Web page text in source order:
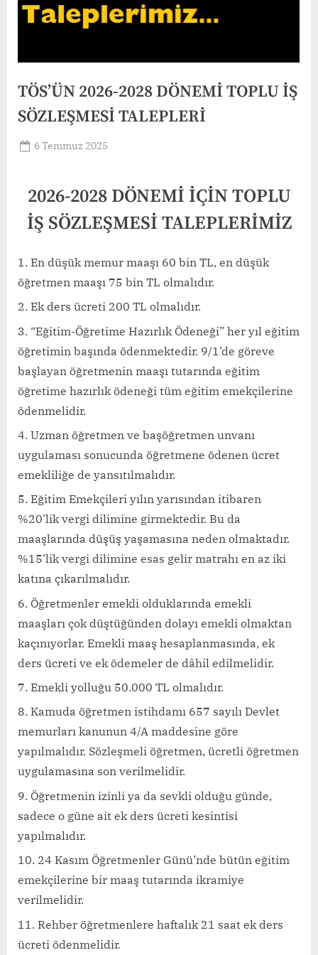
TÖS’ÜN 2026-2028 DÖNEMİ TOPLU İŞ
SÖZLEŞMESİ TALEPLERİ
Posted
6 Temmuz 2025
2026-2028 DÖNEMİ İÇİN TOPLU
İŞ SÖZLEŞMESİ TALEPLERİMİZ
En düşük memur maaşı 60 bin TL, en düşük
öğretmen maaşı 75 bin TL olmalıdır.
Ek ders ücreti 200 TL olmalıdır.
“Eğitim-Öğretime Hazırlık Ödeneği” her yıl eğitim
öğretimin başında ödenmektedir. 9/1’de göreve
başlayan öğretmenin maaşı tutarında eğitim
öğretime hazırlık ödeneği tüm eğitim emekçilerine
ödenmelidir.
Uzman öğretmen ve başöğretmen unvanı
uygulaması sonucunda öğretmene ödenen ücret
emekliliğe de yansıtılmalıdır.
Eğitim Emekçileri yılın yarısından itibaren
%20’lik vergi dilimine girmektedir. Bu da
maaşlarında düşüş yaşamasına neden olmaktadır.
%15’lik vergi dilimine esas gelir matrahı en az iki
katına çıkarılmalıdır.
Öğretmenler emekli olduklarında emekli
maaşları çok düştüğünden dolayı emekli olmaktan
kaçınıyorlar. Emekli maaş hesaplanmasında, ek
ders ücreti ve ek ödemeler de dâhil edilmelidir.
Emekli yolluğu 50.000 TL olmalıdır.
Kamuda öğretmen istihdamı 657 sayılı Devlet
memurları kanunun 4/A maddesine göre
yapılmalıdır. Sözleşmeli öğretmen, ücretli öğretmen
uygulamasına son verilmelidir.
Öğretmenin izinli ya da sevkli olduğu günde,
sadece o güne ait ek ders ücreti kesintisi
yapılmalıdır.
24 Kasım Öğretmenler Günü’nde bütün eğitim
emekçilerine bir maaş tutarında ikramiye
verilmelidir.
Rehber öğretmenlere haftalık 21 saat ek ders
ücreti ödenmelidir.